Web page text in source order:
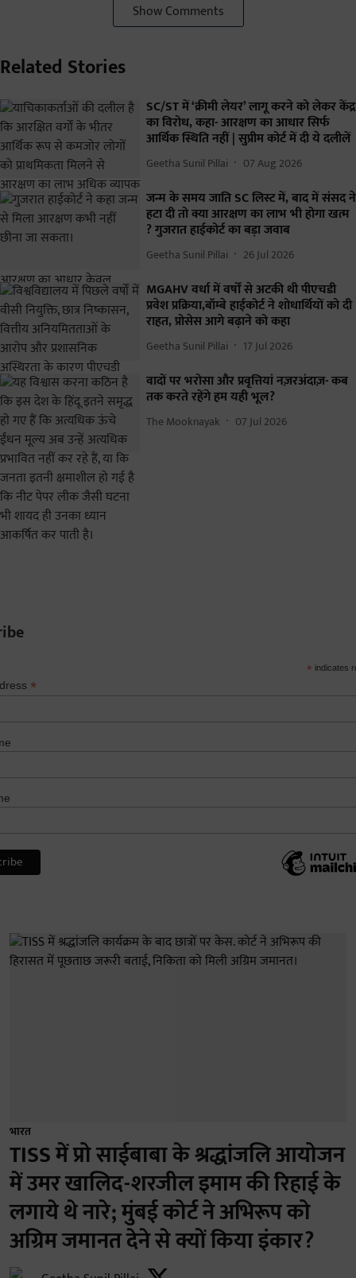
Show Comments
Related Stories
SC/ST में ‘क्रीमी लेयर’ लागू करने को लेकर केंद्र
का विरोध, कहा- आरक्षण का आधार सिर्फ
आर्थिक स्थिति नहीं | सुप्रीम कोर्ट में दी ये दलीलें
Geetha Sunil Pillai 07 Aug 2026
जन्म के समय जाति SC लिस्ट में, बाद में संसद ने
हटा दी तो क्या आरक्षण का लाभ भी होगा खत्म
? गुजरात हाईकोर्ट का बड़ा जवाब
Geetha Sunil Pillai 26 Jul 2026
MGAHV वर्धा में वर्षों से अटकी थी पीएचडी
प्रवेश प्रक्रिया,बॉम्बे हाईकोर्ट ने शोधार्थियों को दी
राहत, प्रोसेस आगे बढ़ाने को कहा
Geetha Sunil Pillai 17 Jul 2026
वादों पर भरोसा और प्रवृत्तियां नज़रअंदाज़- कब
तक करते रहेंगे हम यही भूल?
The Mooknayak 07 Jul 2026
* indicates
*
भारत
TISS में प्रो साईबाबा के श्रद्धांजलि आयोजन
में उमर खालिद-शरजील इमाम की रिहाई के
लगाये थे नारे; मुंबई कोर्ट ने अभिरूप को
अग्रिम जमानत देने से क्यों किया इंकार?